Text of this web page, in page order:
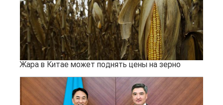
Жара в Китае может поднять цены на зерно